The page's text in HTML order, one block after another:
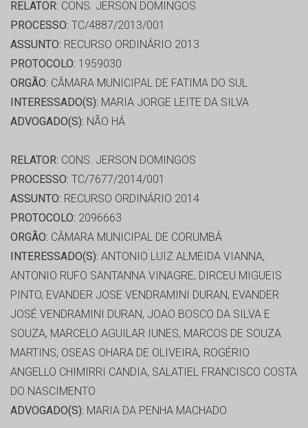
RELATOR: CONS. JERSON DOMINGOS
PROCESSO: TC/4887/2013/001
ASSUNTO: RECURSO ORDINÁRIO 2013
PROTOCOLO: 1959030
ORGÃO: CÂMARA MUNICIPAL DE FATIMA DO SUL
INTERESSADO(S): MARIA JORGE LEITE DA SILVA
ADVOGADO(S): NÃO HÁ
RELATOR: CONS. JERSON DOMINGOS
PROCESSO: TC/7677/2014/001
ASSUNTO: RECURSO ORDINÁRIO 2014
PROTOCOLO: 2096663
ORGÃO: CÂMARA MUNICIPAL DE CORUMBÁ
INTERESSADO(S): ANTONIO LUIZ ALMEIDA VIANNA,
ANTONIO RUFO SANTANNA VINAGRE, DIRCEU MIGUEIS
PINTO, EVANDER JOSE VENDRAMINI DURAN, EVANDER
JOSÉ VENDRAMINI DURAN, JOAO BOSCO DA SILVA E
SOUZA, MARCELO AGUILAR IUNES, MARCOS DE SOUZA
MARTINS, OSEAS OHARA DE OLIVEIRA, ROGÉRIO
ANGELLO CHIMIRRI CANDIA, SALATIEL FRANCISCO COSTA
DO NASCIMENTO
ADVOGADO(S): MARIA DA PENHA MACHADO